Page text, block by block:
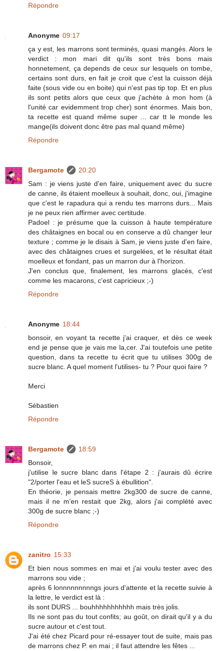
Répondre
Anonyme 09:17
ça y est, les marrons sont terminés, quasi mangés. Alors le
verdict : mon mari dit qu'ils sont très bons mais
honnetement, ça depends de ceux sur lesquels on tombe,
certains sont durs, en fait je croit que c'est la cuisson déjà
faite (sous vide ou en boite) qui n'est pas tip top. Et en plus
ils sont petits alors que ceux que j'achète à mon hom (à
l'unité car evidemment trop cher) sont énormes. Mais bon,
ta recette est quand même super ... car tt le monde les
mange(ils doivent donc être pas mal quand même)
Répondre
Bergamote
20:20
Sam : je viens juste d'en faire, uniquement avec du sucre
de canne, ils étaient moelleux à souhait, donc, oui, j'imagine
que c'est le rapadura qui a rendu tes marrons durs... Mais
je ne peux rien affirmer avec certitude.
Padoel : je présume que la cuisson à haute température
des châtaignes en bocal ou en conserve a dû changer leur
texture ; comme je le disais à Sam, je viens juste d'en faire,
avec des châtaignes crues et surgelées, et le résultat était
moelleux et fondant, pas un marron dur à l'horizon.
J'en conclus que, finalement, les marrons glacés, c'est
comme les macarons, c'est capricieux ;-)
Répondre
Anonyme 18:44
bonsoir, en voyant ta recette j'ai craquer, et dès ce week
end je pense que je vais me la,cer. J'ai toutefois une petite
question, dans ta recette tu écrit que tu utilises 300g de
sucre blanc. A quel moment l'utilises- tu ? Pour quoi faire ?
Merci
Sébastien
Répondre
Bergamote
18:59
Bonsoir,
j'utilise le sucre blanc dans l'étape 2 : j'aurais dû écrire
"2/porter l'eau et leS sucreS à ébullition".
En théorie, je pensais mettre 2kg300 de sucre de canne,
mais il ne m'en restait que 2kg, alors j'ai complété avec
300g de sucre blanc ;-)
Répondre
zanitro 15:33
Et bien nous sommes en mai et j'ai voulu tester avec des
marrons sou vide ;
après 6 lonnnnnnnnngs jours d'attente et la recette suivie à
la lettre, le verdict est là :
ils sont DURS ... bouhhhhhhhhhhh mais très jolis.
Ils ne sont pas du tout confits; au goût, on dirait qu'il y a du
sucre autour et c'est tout.
J'ai été chez Picard pour ré-essayer tout de suite, mais pas
de marrons chez P. en mai ; il faut attendre les fêtes ...